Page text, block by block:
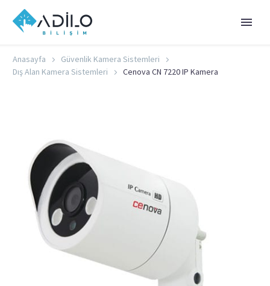
Anasayfa
Güvenlik Kamera Sistemleri
Dış Alan Kamera Sistemleri
Cenova CN 7220 IP Kamera